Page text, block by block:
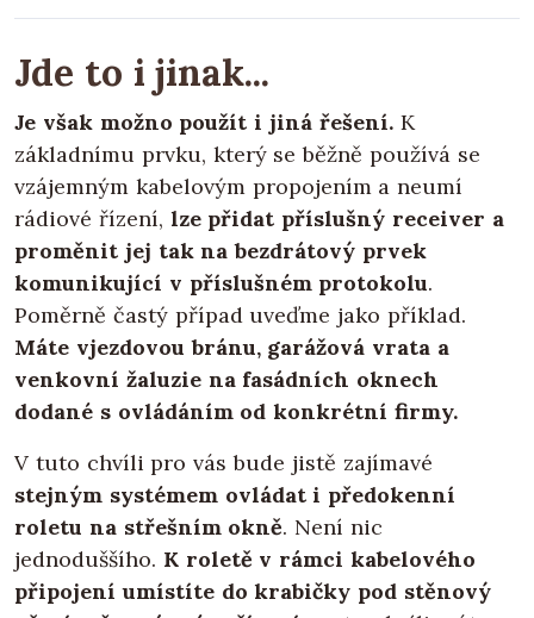
Jde to i jinak...
Je však možno použít i jiná řešení.K
základnímu prvku, který se běžně používá se
vzájemným kabelovým propojením a neumí
rádiové řízení, lze přidat příslušný receiver a
proměnit jej tak na bezdrátový prvek
komunikující v příslušném protokolu.
Poměrně častý případ uveďme jako příklad.
Máte vjezdovou bránu, garážová vrata a
venkovní žaluzie na fasádních oknech
dodané s ovládáním od konkrétní firmy.
V tuto chvíli pro vás bude jistě zajímavé
stejným systémem ovládat i předokenní
roletu na střešním okně. Není nic
jednoduššího. K roletě v rámci kabelového
připojení umístíte do krabičky pod stěnový